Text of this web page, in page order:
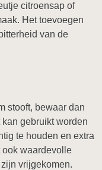
citroensap of
Het toevoegen
van de
stooft, bewaar dan
gebruikt worden
te houden en extra
ook waardevolle
vrijgekomen.